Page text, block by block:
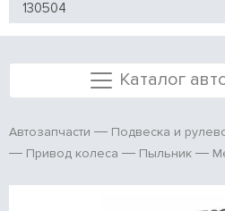
Каталог
Автозапчасти Подвеска и
Привод колеса
Пыльник